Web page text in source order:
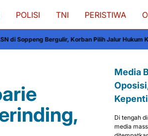
POLISI TNI PERISTIWA
Korban Pilih Jalur Hukum Ketimbang Damai
Media
Di tengah
media